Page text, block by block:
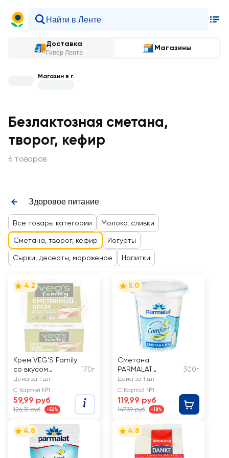
Доставка
Гипер Лента
Магазины
Магазин в г.
Безлактозная сметана,
творог, кефир
6 товаров
Здоровое питание
Все товары категории Молоко, сливки
Сметана, творог, кефир Йогурты
Сырки, десерты, мороженое Напитки
4.2
Крем VEG'S Family
со вкусом
сметаны на
основе
кокосового масла
170г
Цена за 1 шт
С Картой №1
59,99 руб
126,31 руб -52%
5.0
Сметана
PARMALAT
Comfort
безлактозная 15%,
без змж
300г
Цена за 1 шт
С Картой №1
119,99 руб
147,39 руб -18%
4.8 4.8